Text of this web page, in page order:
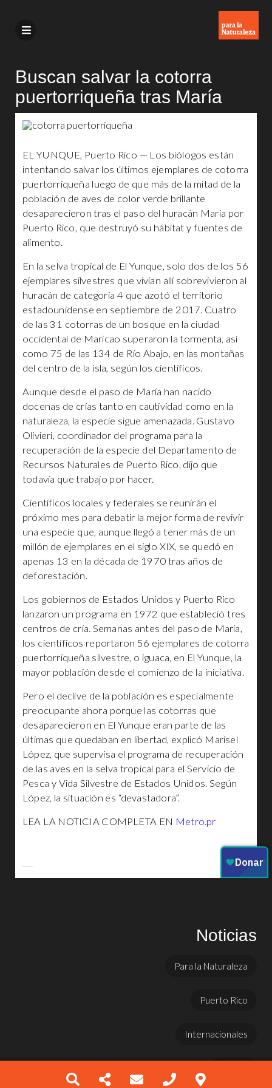
Buscan salvar la cotorra
puertorriqueña tras María
EL YUNQUE, Puerto Rico — Los biólogos están
intentando salvar los últimos ejemplares de cotorra
puertorriqueña luego de que más de la mitad de la
población de aves de color verde brillante
desaparecieron tras el paso del huracán María por
Puerto Rico, que destruyó su hábitat y fuentes de
alimento.
En la selva tropical de El Yunque, solo dos de los 56
ejemplares silvestres que vivían allí sobrevivieron al
huracán de categoría 4 que azotó el territorio
estadounidense en septiembre de 2017. Cuatro
de las 31 cotorras de un bosque en la ciudad
occidental de Maricao superaron la tormenta, así
como 75 de las 134 de Río Abajo, en las montañas
del centro de la isla, según los científicos.
Aunque desde el paso de María han nacido
docenas de crías tanto en cautividad como en la
naturaleza, la especie sigue amenazada. Gustavo
Olivieri, coordinador del programa para la
recuperación de la especie del Departamento de
Recursos Naturales de Puerto Rico, dijo que
todavía que trabajo por hacer.
Científicos locales y federales se reunirán el
próximo mes para debatir la mejor forma de revivir
una especie que, aunque llegó a tener más de un
millón de ejemplares en el siglo XIX, se quedó en
apenas 13 en la década de 1970 tras años de
deforestación.
Los gobiernos de Estados Unidos y Puerto Rico
lanzaron un programa en 1972 que estableció tres
centros de cría. Semanas antes del paso de María,
los científicos reportaron 56 ejemplares de cotorra
puertorriqueña silvestre, o iguaca, en El Yunque, la
mayor población desde el comienzo de la iniciativa.
Pero el declive de la población es especialmente
preocupante ahora porque las cotorras que
desaparecieron en El Yunque eran parte de las
últimas que quedaban en libertad, explicó Marisel
López, que supervisa el programa de recuperación
de las aves en la selva tropical para el Servicio de
Pesca y Vida Silvestre de Estados Unidos. Según
López, la situación es “devastadora”.
LEA LA NOTICIA COMPLETA EN Metro.pr
Noticias
Para la Naturaleza
Puerto Rico
Internacionales